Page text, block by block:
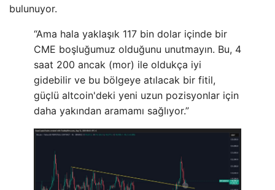
bulunuyor.
“Ama hala yaklaşık 117 bin dolar içinde bir
CME boşluğumuz olduğunu unutmayın. Bu, 4
saat 200 ancak (mor) ile oldukça iyi
gidebilir ve bu bölgeye atılacak bir fitil,
güçlü altcoin'deki yeni uzun pozisyonlar için
daha yakından aramamı sağlıyor.”